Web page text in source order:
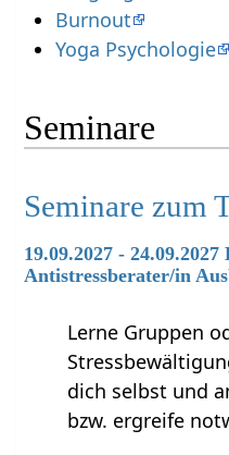
Burnout
Yoga Psychologie
Seminare
Seminare zum
19.09.2027 -
Antistressberater/in
Lerne Gruppen
dich selbst und
bzw. ergreife